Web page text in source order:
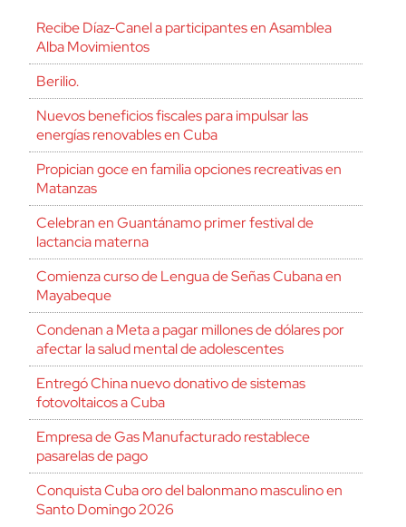
Recibe Díaz-Canel a participantes en Asamblea
Alba Movimientos
Berilio.
Nuevos beneficios fiscales para impulsar las
energías renovables en Cuba
Propician goce en familia opciones recreativas en
Matanzas
Celebran en Guantánamo primer festival de
lactancia materna
Comienza curso de Lengua de Señas Cubana en
Mayabeque
Condenan a Meta a pagar millones de dólares por
afectar la salud mental de adolescentes
Entregó China nuevo donativo de sistemas
fotovoltaicos a Cuba
Empresa de Gas Manufacturado restablece
pasarelas de pago
Conquista Cuba oro del balonmano masculino en
Santo Domingo 2026